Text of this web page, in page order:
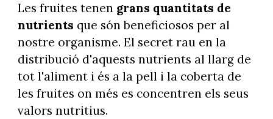
Les fruites tenen grans quantitats de
nutrients que són beneficiosos per al
nostre organisme. El secret rau en la
distribució d'aquests nutrients al llarg de
tot l'aliment i és a la pell i la coberta de
les fruites on més es concentren els seus
valors nutritius.